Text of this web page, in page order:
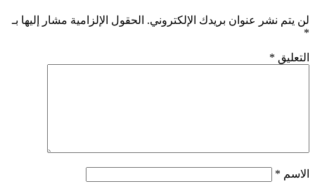
لن يتم نشر عنوان بريدك الإلكتروني. الحقول الإلزامية مشار إليها بـ
*
التعليق *
الاسم *